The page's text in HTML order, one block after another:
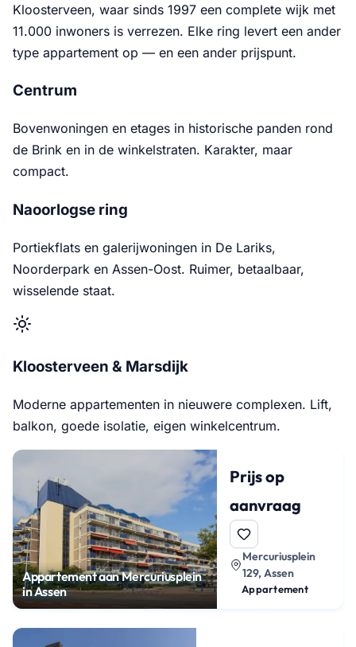
Kloosterveen, waar sinds 1997 een complete wijk met
11.000 inwoners is verrezen. Elke ring levert een ander
type appartement op — en een ander prijspunt.
Centrum
Bovenwoningen en etages in historische panden rond
de Brink en in de winkelstraten. Karakter, maar
compact.
Naoorlogse ring
Portiekflats en galerijwoningen in De Lariks,
Noorderpark en Assen-Oost. Ruimer, betaalbaar,
wisselende staat.
Kloosterveen & Marsdijk
Moderne appartementen in nieuwere complexen. Lift,
balkon, goede isolatie, eigen winkelcentrum.
Appartement aan Mercuriusplein
in Assen
Prijs op
aanvraag
Mercuriusplein
129, Assen
Appartement